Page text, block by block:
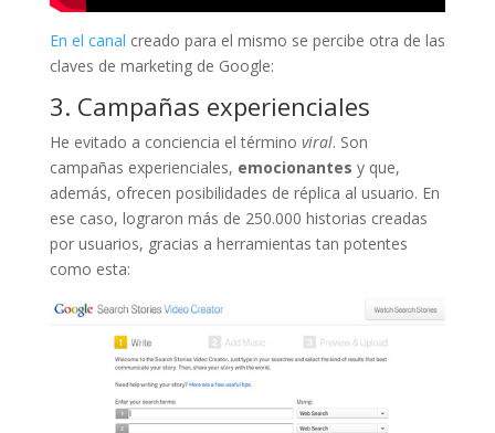
En el canal creado para el mismo se percibe otra de las
claves de marketing de Google:
3. Campañas experienciales
He evitado a conciencia el término viral. Son
campañas experienciales, emocionantes y que,
además, ofrecen posibilidades de réplica al usuario. En
ese caso, lograron más de 250.000 historias creadas
por usuarios, gracias a herramientas tan potentes
como esta: